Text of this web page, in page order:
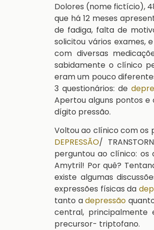
Dolores (nome fictício),
que há 12 meses
de fadiga, falta de
solicitou vários exames,
com diversas
sabidamente o clínico
eram um pouco
3 questionários: de
Apertou alguns pontos e
dígito pressão.
Voltou ao clínico com os
DEPRESSÃO/
perguntou ao clínico: os
Amytril! Por quê?
existe algumas
expressões físicas da
tanto adepressão
central, principalmente
precursor- triptofano.